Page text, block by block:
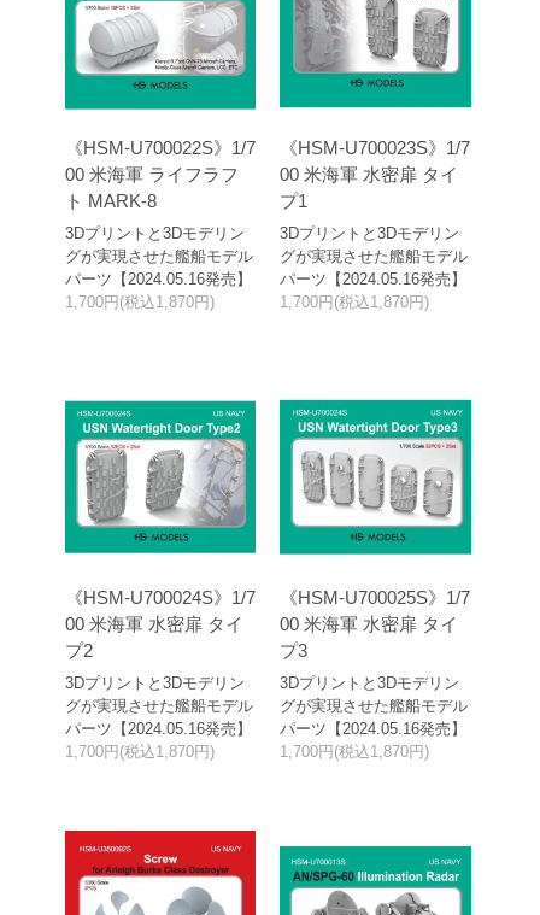
《HSM-U700022S》1/7
00 米海軍 ライフラフ
ト MARK-8
3Dプリントと3Dモデリン
グが実現させた艦船モデル
パーツ【2024.05.16発売】
1,700円(税込1,870円)
《HSM-U700023S》1/7
00 米海軍 水密扉 タイ
プ1
3Dプリントと3Dモデリン
グが実現させた艦船モデル
パーツ【2024.05.16発売】
1,700円(税込1,870円)
《HSM-U700024S》1/7
00 米海軍 水密扉 タイ
プ2
3Dプリントと3Dモデリン
グが実現させた艦船モデル
パーツ【2024.05.16発売】
1,700円(税込1,870円)
《HSM-U700025S》1/7
00 米海軍 水密扉 タイ
プ3
3Dプリントと3Dモデリン
グが実現させた艦船モデル
パーツ【2024.05.16発売】
1,700円(税込1,870円)